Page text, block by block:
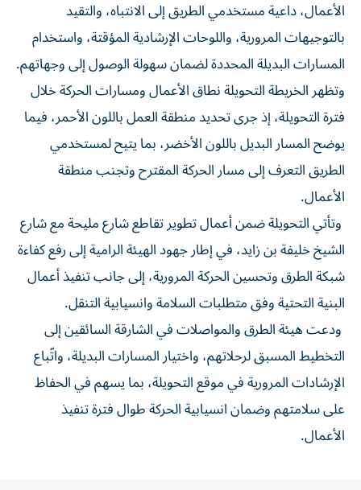
الأعمال، داعية مستخدمي الطريق إلى الانتباه، والتقيد
بالتوجيهات المرورية، واللوحات الإرشادية المؤقتة، واستخدام
المسارات البديلة المحددة لضمان سهولة الوصول إلى وجهاتهم.
وتظهر الخريطة التحويلة نطاق الأعمال ومسارات الحركة خلال
فترة التحويلة، إذ جرى تحديد منطقة العمل باللون الأحمر، فيما
يوضح المسار البديل باللون الأخضر، بما يتيح لمستخدمي
الطريق التعرف إلى مسار الحركة المقترح وتجنب منطقة
الأعمال.
وتأتي التحويلة ضمن أعمال تطوير تقاطع شارع مليحة مع شارع
الشيخ خليفة بن زايد، في إطار جهود الهيئة الرامية إلى رفع كفاءة
شبكة الطرق وتحسين الحركة المرورية، إلى جانب تنفيذ أعمال
البنية التحتية وفق متطلبات السلامة وانسيابية التنقل.
ودعت هيئة الطرق والمواصلات في الشارقة السائقين إلى
التخطيط المسبق لرحلاتهم، واختيار المسارات البديلة، واتّباع
الإرشادات المرورية في موقع التحويلة، بما يسهم في الحفاظ
على سلامتهم وضمان انسيابية الحركة طوال فترة تنفيذ
الأعمال.